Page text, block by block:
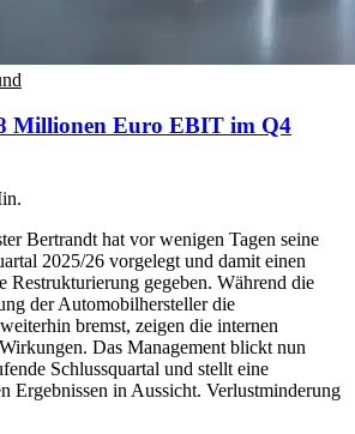
Millionen Euro EBIT im Q4
Bertrandt hat vor wenigen Tagen seine
2025/26 vorgelegt und damit einen
Restrukturierung gegeben. Während die
der Automobilhersteller die
bremst, zeigen die internen
Das Management blickt nun
Schlussquartal und stellt eine
Ergebnissen in Aussicht. Verlustminderung